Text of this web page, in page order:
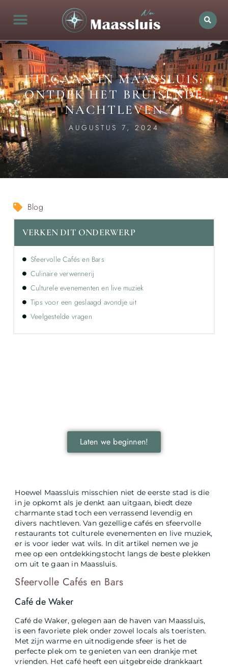
UITGAAN IN MAASSLUIS:
ONTDEK HET BRUISENDE
NACHTLEVEN
AUGUSTUS 7, 2024
Hoewel Maassluis misschien niet de eerste stad is die
in je opkomt als je denkt aan uitgaan, biedt deze
charmante stad toch een verrassend levendig en
divers nachtleven. Van gezellige cafés en sfeervolle
restaurants tot culturele evenementen en live muziek,
er is voor ieder wat wils. In dit artikel nemen we je
mee op een ontdekkingstocht langs de beste plekken
om uit te gaan in Maassluis.
Sfeervolle Cafés en Bars
Café de Waker
Café de Waker, gelegen aan de haven van Maassluis,
is een favoriete plek onder zowel locals als toeristen.
Met zijn warme en uitnodigende sfeer is het de
perfecte plek om te genieten van een drankje met
vrienden. Het café heeft een uitgebreide drankkaart
Blog
VERKEN DIT ONDERWERP
Sfeervolle Cafés en Bars
Culinaire verwennerij
Culturele evenementen en live muziek
Tips voor een geslaagd avondje uit
Veelgestelde vragen
Laten we beginnen!